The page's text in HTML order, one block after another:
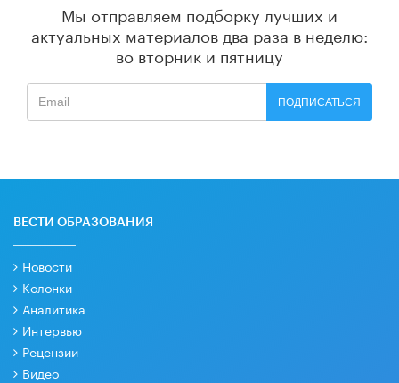
Мы отправляем подборку лучших и
актуальных материалов два раза в неделю:
во вторник и пятницу
ПОДПИСАТЬСЯ
ВЕСТИ ОБРАЗОВАНИЯ
Новости
Колонки
Аналитика
Интервью
Рецензии
Видео